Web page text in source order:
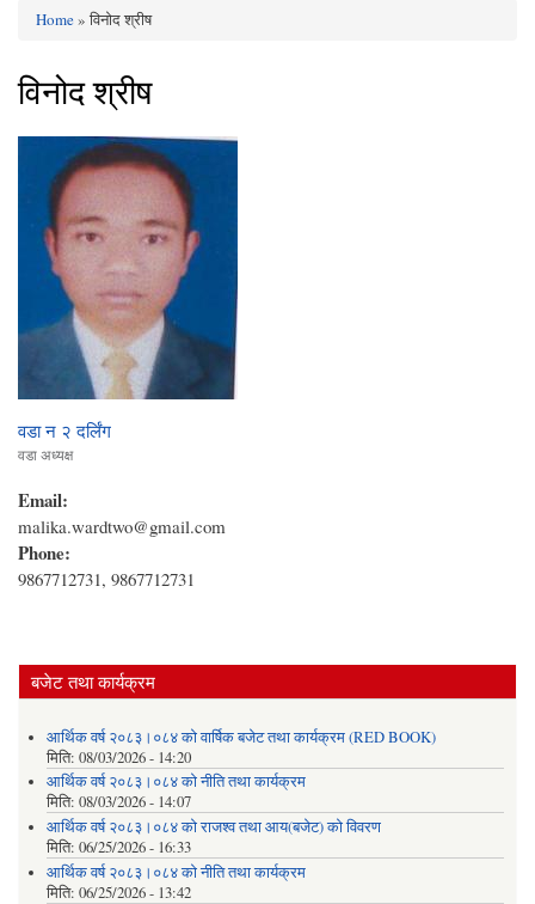
You are here
Home» विनोद श्रीष
विनोद श्रीष
वडा न २ दर्लिंग
वडा अध्यक्ष
Email:
malika.wardtwo@gmail.com
Phone:
9867712731, 9867712731
बजेट तथा कार्यक्रम
आर्थिक वर्ष २०८३।०८४ को वार्षिक बजेट तथा कार्यक्रम (RED BOOK)
मिति: 08/03/2026 - 14:20
आर्थिक वर्ष २०८३।०८४ को नीति तथा कार्यक्रम
मिति: 08/03/2026 - 14:07
आर्थिक वर्ष २०८३।०८४ को राजश्व तथा आय(बजेट) को विवरण
मिति: 06/25/2026 - 16:33
आर्थिक वर्ष २०८३।०८४ को नीति तथा कार्यक्रम
मिति: 06/25/2026 - 13:42